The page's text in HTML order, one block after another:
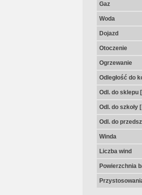
Gaz
Woda
Dojazd
Otoczenie
Ogrzewanie
Odległość do
Odl. do sklepu
Odl. do szkoły
Odl. do
Winda
Liczba wind
Powierzchnia